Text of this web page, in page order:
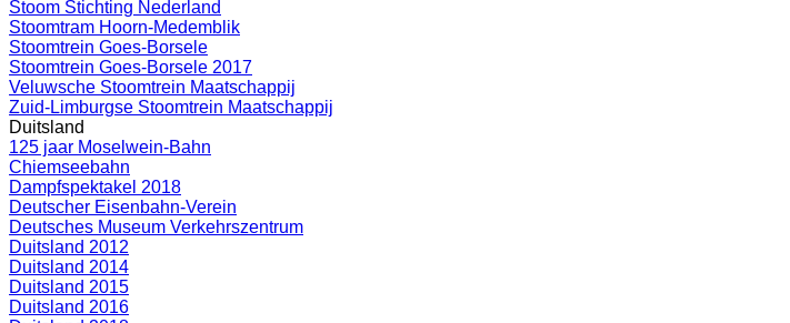
Stoom Stichting Nederland
Stoomtram Hoorn-Medemblik
Stoomtrein Goes-Borsele
Stoomtrein Goes-Borsele 2017
Veluwsche Stoomtrein Maatschappij
Zuid-Limburgse Stoomtrein Maatschappij
Duitsland
125 jaar Moselwein-Bahn
Chiemseebahn
Dampfspektakel 2018
Deutscher Eisenbahn-Verein
Deutsches Museum Verkehrszentrum
Duitsland 2012
Duitsland 2014
Duitsland 2015
Duitsland 2016